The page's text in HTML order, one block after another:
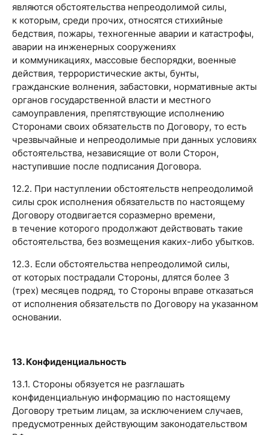
являются обстоятельства непреодолимой силы,
к которым, среди прочих, относятся стихийные
бедствия, пожары, техногенные аварии и катастрофы,
аварии на инженерных сооружениях
и коммуникациях, массовые беспорядки, военные
действия, террористические акты, бунты,
гражданские волнения, забастовки, нормативные акты
органов государственной власти и местного
самоуправления, препятствующие исполнению
Сторонами своих обязательств по Договору, то есть
чрезвычайные и непреодолимые при данных условиях
обстоятельства, независящие от воли Сторон,
наступившие после подписания Договора.
12.2. При наступлении обстоятельств непреодолимой
силы срок исполнения обязательств по настоящему
Договору отодвигается соразмерно времени,
в течение которого продолжают действовать такие
обстоятельства, без возмещения каких-либо убытков.
12.3. Если обстоятельства непреодолимой силы,
от которых пострадали Стороны, длятся более 3
(трех) месяцев подряд, то Стороны вправе отказаться
от исполнения обязательств по Договору на указанном
основании.
13. Конфиденциальность
13.1. Стороны обязуется не разглашать
конфиденциальную информацию по настоящему
Договору третьим лицам, за исключением случаев,
предусмотренных действующим законодательством